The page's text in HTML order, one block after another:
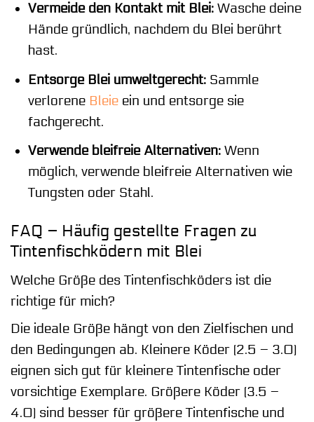
Vermeide den Kontakt mit Blei:Wasche deine
Hände gründlich, nachdem du Blei berührt
hast.
Entsorge Blei umweltgerecht:Sammle
verlorene Bleieein und entsorge sie
fachgerecht.
Verwende bleifreie Alternativen:Wenn
möglich, verwende bleifreie Alternativen wie
Tungsten oder Stahl.
FAQ – Häufig gestellte Fragen zu
Tintenfischködern mit Blei
Welche Größe des Tintenfischköders ist die
richtige für mich?
Die ideale Größe hängt von den Zielfischen und
den Bedingungen ab. Kleinere Köder (2.5 – 3.0)
eignen sich gut für kleinere Tintenfische oder
vorsichtige Exemplare. Größere Köder (3.5 –
4.0) sind besser für größere Tintenfische und